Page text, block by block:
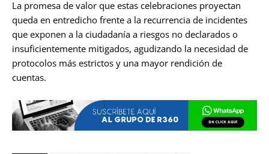
La promesa de valor que estas celebraciones proyectan
queda en entredicho frente a la recurrencia de incidentes
que exponen a la ciudadanía a riesgos no declarados o
insuficientemente mitigados, agudizando la necesidad de
protocolos más estrictos y una mayor rendición de
cuentas.